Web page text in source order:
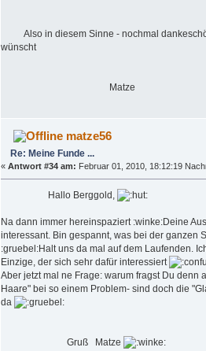
Also in diesem Sinne - nochmal
wünscht
Matze
matze56
Re: Meine Funde ...
« Antwort #34 am: Februar 01, 2010, 18:12:19
Hallo Berggold,
Na dann immer hereinspaziert :winke:Deine
interessant. Bin gespannt, was bei der ganzen
:gruebel:Halt uns da mal auf dem Laufenden.
Einzige, der sich sehr dafür interessiert
Aber jetzt mal ne Frage: warum fragst Du denn
Haare" bei so einem Problem- sind doch die
da
Gruß Matze